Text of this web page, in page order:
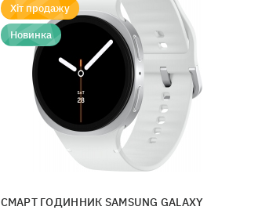
Хіт продажу
Новинка
СМАРТ ГОДИННИК SAMSUNG GALAXY